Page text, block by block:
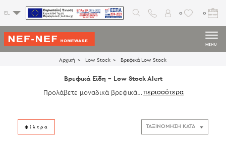
EL 0 0
MENU
Αρχική Low Stock Βρεφικά Low Stock
Βρεφικά Είδη - Low Stock Alert
Προλάβετε μοναδικά βρεφικά λ
και πολλά διακοσμητικά είδη σε
Φίλτρα